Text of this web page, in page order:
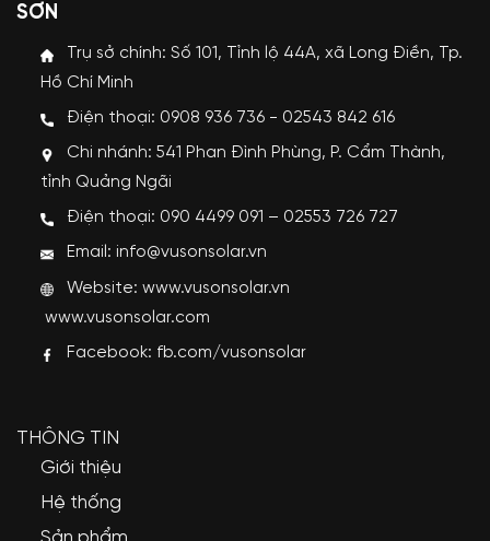
SƠN
Trụ sở chính: Số 101, Tỉnh lộ 44A, xã Long Điền, Tp.
Hồ Chí Minh
Điện thoại: 0908 936 736 - 02543 842 616
Chi nhánh: 541 Phan Đình Phùng, P. Cẩm Thành,
tỉnh Quảng Ngãi
Điện thoại: 090 4499 091 – 02553 726 727
Email: info@vusonsolar.vn
Website:www.vusonsolar.vn
www.vusonsolar.com
Facebook: fb.com/vusonsolar
THÔNG TIN
Giới thiệu
Hệ thống